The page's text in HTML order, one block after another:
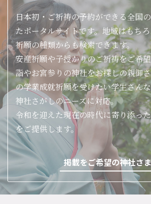
日本初・ご祈祷の予約ができる全国
たポータルサイトです。地域はもち
祈願の種類からも検索できます。
安産祈願や子授かりのご祈祷をご希
詣やお宮参りの神社をお探しの親御
の学業成就祈願を受けたい学生さん
神社さがしのニーズに対応。
令和を迎えた現在の時代に寄り添っ
をご提供します。
掲載をご希望の神社さ